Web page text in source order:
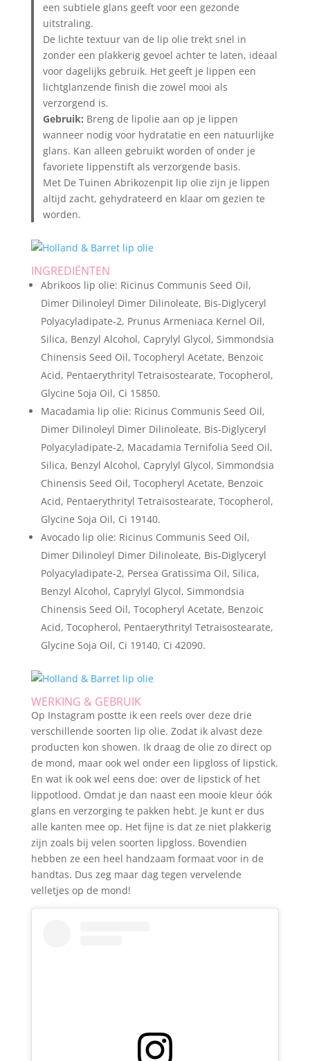
een subtiele glans geeft voor een gezonde
uitstraling.
De lichte textuur van de lip olie trekt snel in
zonder een plakkerig gevoel achter te laten, ideaal
voor dagelijks gebruik. Het geeft je lippen een
lichtglanzende finish die zowel mooi als
verzorgend is.
Gebruik: Breng de lipolie aan op je lippen
wanneer nodig voor hydratatie en een natuurlijke
glans. Kan alleen gebruikt worden of onder je
favoriete lippenstift als verzorgende basis.
Met De Tuinen Abrikozenpit lip olie zijn je lippen
altijd zacht, gehydrateerd en klaar om gezien te
worden.
INGREDIËNTEN
Abrikoos lip olie: Ricinus Communis Seed Oil,
Dimer Dilinoleyl Dimer Dilinoleate, Bis-Diglyceryl
Polyacyladipate-2, Prunus Armeniaca Kernel Oil,
Silica, Benzyl Alcohol, Caprylyl Glycol, Simmondsia
Chinensis Seed Oil, Tocopheryl Acetate, Benzoic
Acid, Pentaerythrityl Tetraisostearate, Tocopherol,
Glycine Soja Oil, Ci 15850.
Macadamia lip olie: Ricinus Communis Seed Oil,
Dimer Dilinoleyl Dimer Dilinoleate, Bis-Diglyceryl
Polyacyladipate-2, Macadamia Ternifolia Seed Oil,
Silica, Benzyl Alcohol, Caprylyl Glycol, Simmondsia
Chinensis Seed Oil, Tocopheryl Acetate, Benzoic
Acid, Pentaerythrityl Tetraisostearate, Tocopherol,
Glycine Soja Oil, Ci 19140.
Avocado lip olie: Ricinus Communis Seed Oil,
Dimer Dilinoleyl Dimer Dilinoleate, Bis-Diglyceryl
Polyacyladipate-2, Persea Gratissima Oil, Silica,
Benzyl Alcohol, Caprylyl Glycol, Simmondsia
Chinensis Seed Oil, Tocopheryl Acetate, Benzoic
Acid, Tocopherol, Pentaerythrityl Tetraisostearate,
Glycine Soja Oil, Ci 19140, Ci 42090.
WERKING & GEBRUIK
Op Instagram postte ik een reels over deze drie
verschillende soorten lip olie. Zodat ik alvast deze
producten kon showen. Ik draag de olie zo direct op
de mond, maar ook wel onder een lipgloss of lipstick.
En wat ik ook wel eens doe: over de lipstick of het
lippotlood. Omdat je dan naast een mooie kleur óók
glans en verzorging te pakken hebt. Je kunt er dus
alle kanten mee op. Het fijne is dat ze niet plakkerig
zijn zoals bij velen soorten lipgloss. Bovendien
hebben ze een heel handzaam formaat voor in de
handtas. Dus zeg maar dag tegen vervelende
velletjes op de mond!